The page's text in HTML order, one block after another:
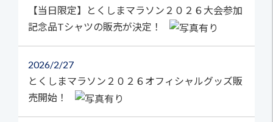
【当日限定】とくしまマラソン２０２６大会参加
記念品Tシャツの販売が決定！
2026 2/27
とくしまマラソン２０２６オフィシャルグッズ販
売開始！